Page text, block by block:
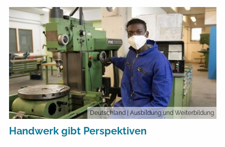
Deutschland | Ausbildung und Weiterbildung
Handwerk gibt Perspektiven